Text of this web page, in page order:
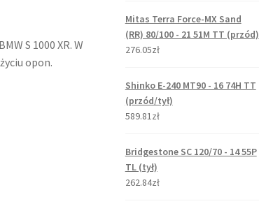
S 1000 XR. W
opon.
Mitas Terra Force-MX Sand
(RR) 80/100 - 21 51M TT (przód)
276.05zł
Shinko E-240 MT90 - 16 74H TT
(przód/tył)
589.81zł
Bridgestone SC 120/70 - 14 55P
TL (tył)
262.84zł